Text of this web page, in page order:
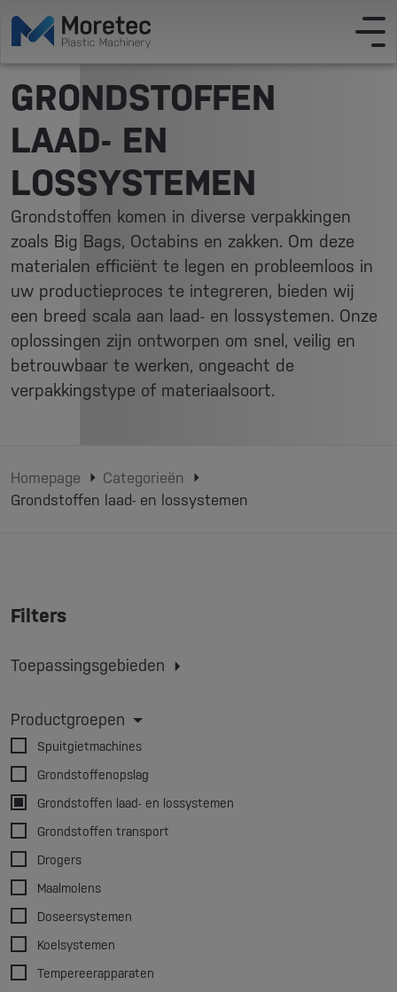
GRONDSTOFFEN
LAAD- EN
LOSSYSTEMEN
Grondstoffen komen in diverse verpakkingen
zoals Big Bags, Octabins en zakken. Om deze
materialen efficiënt te legen en probleemloos in
uw productieproces te integreren, bieden wij
een breed scala aan laad- en lossystemen. Onze
oplossingen zijn ontworpen om snel, veilig en
betrouwbaar te werken, ongeacht de
verpakkingstype of materiaalsoort.
Homepage
Categorieën
Grondstoffen laad- en lossystemen
Filters
Toepassingsgebieden
Extrusie blaasvormen
3D-printen
Productgroepen
Spuitgietmachines
Grondstoffenopslag
Grondstoffen laad- en lossystemen
Grondstoffen transport
Drogers
Maalmolens
Doseersystemen
Koelsystemen
Tempereerapparaten